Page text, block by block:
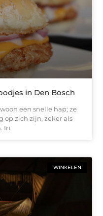
in Den Bosch
een snelle hap; ze
op zich zijn, zeker als
In
WINKELEN